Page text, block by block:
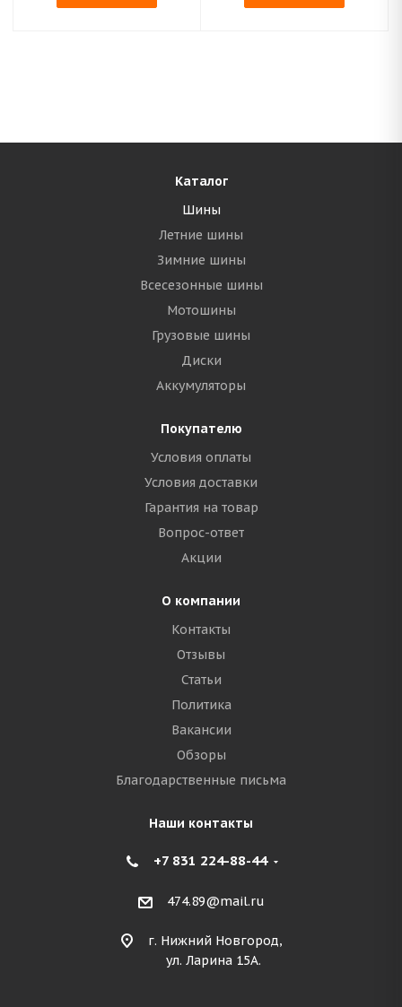
Каталог
Шины
Летние шины
Зимние шины
Всесезонные шины
Мотошины
Грузовые шины
Диски
Аккумуляторы
Покупателю
Условия оплаты
Условия доставки
Гарантия на товар
Вопрос-ответ
Акции
О компании
Контакты
Отзывы
Статьи
Политика
Вакансии
Обзоры
Благодарственные письма
Наши контакты
+7 831 224-88-44
474.89@mail.ru
г. Нижний Новгород,
ул. Ларина 15А.